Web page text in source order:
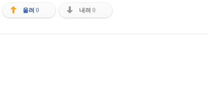
올려 0 내려 0